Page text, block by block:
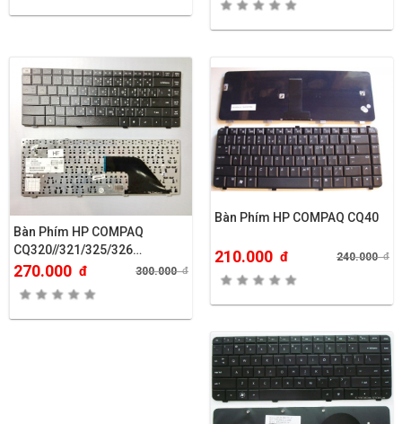
Bàn Phím HP COMPAQ
CQ320//321/325/326…
270.000 đ 300.000đ
Bàn Phím HP COMPAQ CQ40
210.000 đ 240.000đ